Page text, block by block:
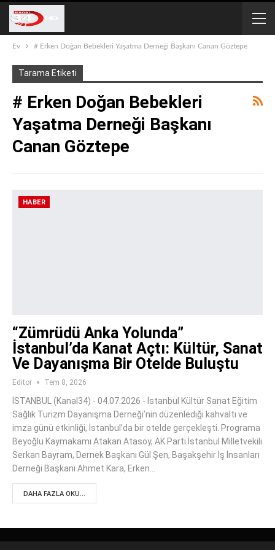
Ev # Erken Doğan Bebekleri Yaşatma Derneği Başkanı Canan Göztepe
Tarama Etiketi
# Erken Doğan Bebekleri
Yaşatma Derneği Başkanı
Canan Göztepe
HABER
“Zümrüdü Anka Yolunda”
İstanbul’da Kanat Açtı: Kültür, Sanat
Ve Dayanışma Bir Otelde Buluştu
Editor Tem 8, 2026
İSTANBUL (Kanal34) - 04.07.2026 - İstanbul Kültür Sanat Eğitim
Sağlık Turizm Dayanışma Derneği’nin düzenlediği kahvaltı ve
imza günü etkinliği, İstanbul’da bir otelde gerçekleşti. Programa
Beyoğlu Kaymakamı Atakan Atasoy, AK Parti İstanbul Milletvekili
Serkan Bayram, Dernek Başkanı Gül Şen, Başakşehir İş İnsanları
Derneği Başkanı Ahmet Kara, Erken…
DAHA FAZLA OKU...